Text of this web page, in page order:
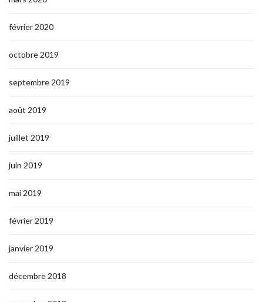
février 2020
octobre 2019
septembre 2019
août 2019
juillet 2019
juin 2019
mai 2019
février 2019
janvier 2019
décembre 2018